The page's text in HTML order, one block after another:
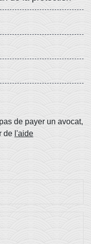
de payer un avocat,
de l'aide